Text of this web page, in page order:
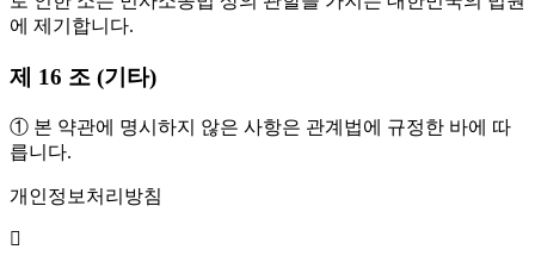
에 제기합니다.
제 16 조 (기타)
① 본 약관에 명시하지 않은 사항은 관계법에 규정한 바에 따
릅니다.
개인정보처리방침